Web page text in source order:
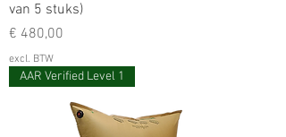
van 5 stuks)
Prijs
€ 480,00
excl. BTW
AAR Verified Level 1